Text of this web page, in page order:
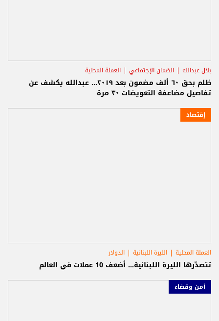
بلال عبدالله الضمان الإجتماعي العملة المحلية
ظلم بحق ٦٠ ألف مضمون بعد ٢٠١٩... عبدالله يكشف عن
تفاصيل مضاعفة التعويضات ٣٠ مرة
إقتصاد
العملة المحلية الليرة اللبنانية الدولار
تتصدّرها الليرة اللبنانية... أضعف 10 عملات في العالم
أمن وقضاء